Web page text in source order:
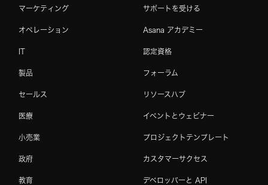
マーケティング
オペレーション
IT
製品
セールス
医療
小売業
政府
教育
サポートを受ける
Asana アカデミー
認定資格
フォーラム
リソースハブ
イベントとウェビナー
プロジェクトテンプレート
カスタマーサクセス
デベロッパーと API